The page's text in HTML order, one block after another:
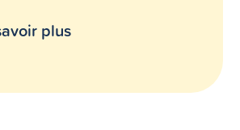
plus